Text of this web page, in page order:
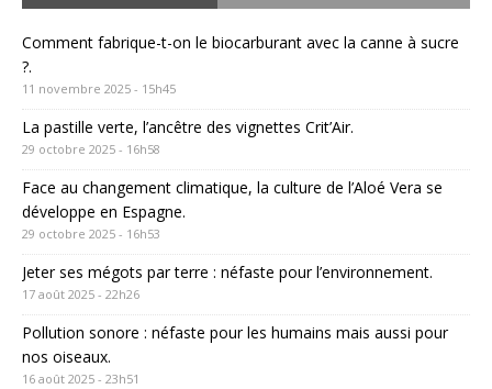
Comment fabrique-t-on le biocarburant avec la canne à sucre
?.
11 novembre 2025 - 15h45
La pastille verte, l’ancêtre des vignettes Crit’Air.
29 octobre 2025 - 16h58
Face au changement climatique, la culture de l’Aloé Vera se
développe en Espagne.
29 octobre 2025 - 16h53
Jeter ses mégots par terre : néfaste pour l’environnement.
17 août 2025 - 22h26
Pollution sonore : néfaste pour les humains mais aussi pour
nos oiseaux.
16 août 2025 - 23h51